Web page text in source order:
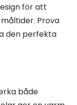
för att
Prova
den perfekta
både